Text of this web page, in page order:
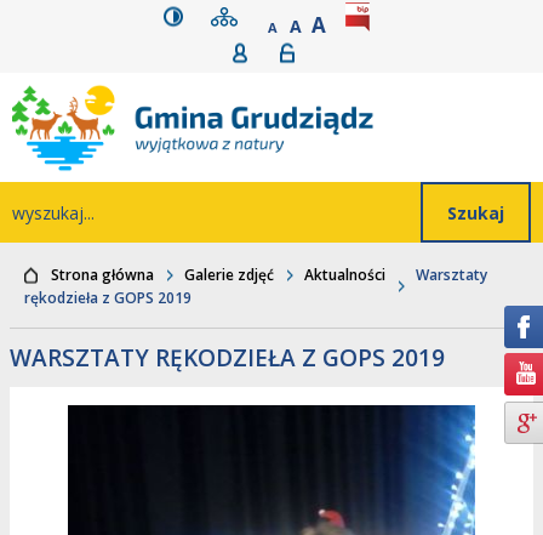
Przejdź do głównego
Przejdź do treści
Przejdź do
wyszukiwarki
Przejdź do mapywersja kontrastowa
mapa serwisu
A POMNIEJSZ CZCIONKĘ
A STANDARDOWY ROZMIAR
A POWIĘKSZ
rozmiar czcionki
Rejestracja
Strona główna Galerie zdjęć Aktualności
Warsztaty
rękodzieła z GOPS 2019
WARSZTATY RĘKODZIEŁA Z GOPS 2019